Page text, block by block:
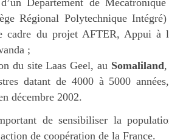
Département de
Régional Polytechnique
cadre du projet AFTER, Appui à
;
du site Laas Geel, au Somaliland,
datant de 4000 à 5000
décembre 2002.
de sensibiliser la
de coopération de la France.